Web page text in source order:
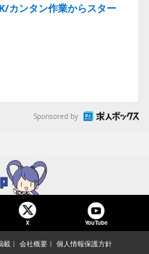
カンタン作業からスター
Sponsored by
X YouTube
載 会社概要 個人情報保護方針